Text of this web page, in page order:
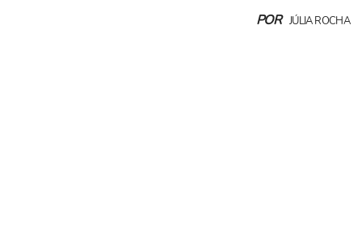
POR JÚLIA ROCHA